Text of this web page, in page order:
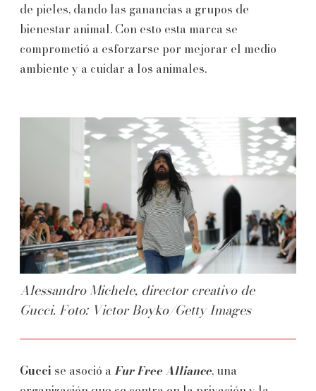
de pieles, dando las ganancias a grupos de
bienestar animal. Con esto esta marca se
comprometió a esforzarse por mejorar el medio
ambiente y a cuidar a los animales.
Alessandro Michele, director creativo de
Gucci. Foto: Victor Boyko/Getty Images
Gucci se asoció a Fur Free Alliance, una